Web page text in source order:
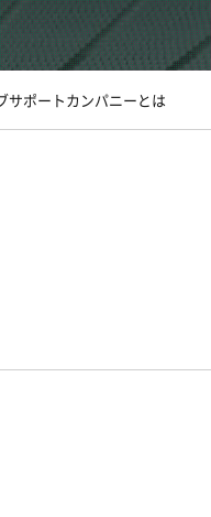
サポートカンパニーとは